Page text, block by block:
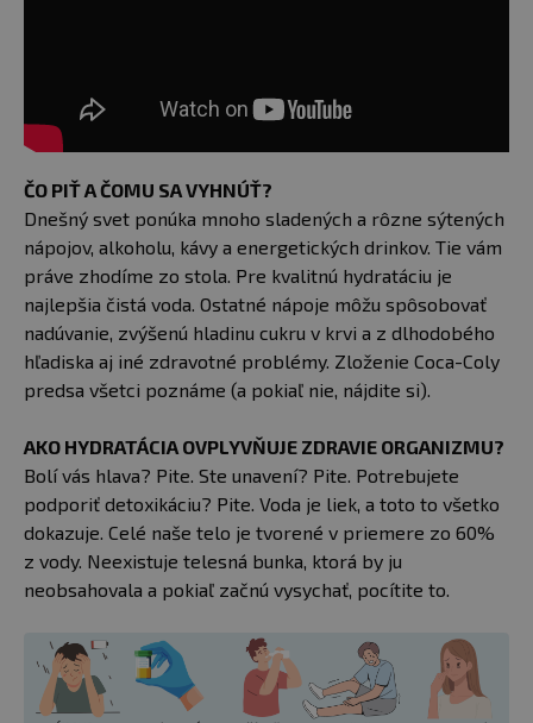
ČO PIŤ A ČOMU SA VYHNÚŤ?
Dnešný svet ponúka mnoho sladených a rôzne sýtených
nápojov, alkoholu, kávy a energetických drinkov. Tie vám
práve zhodíme zo stola. Pre kvalitnú hydratáciu je
najlepšia čistá voda. Ostatné nápoje môžu spôsobovať
nadúvanie, zvýšenú hladinu cukru v krvi a z dlhodobého
hľadiska aj iné zdravotné problémy. Zloženie Coca-Coly
predsa všetci poznáme (a pokiaľ nie, nájdite si).
AKO HYDRATÁCIA OVPLYVŇUJE ZDRAVIE ORGANIZMU?
Bolí vás hlava? Pite. Ste unavení? Pite. Potrebujete
podporiť detoxikáciu? Pite. Voda je liek, a toto to všetko
dokazuje. Celé naše telo je tvorené v priemere zo 60%
z vody. Neexistuje telesná bunka, ktorá by ju
neobsahovala a pokiaľ začnú vysychať, pocítite to.